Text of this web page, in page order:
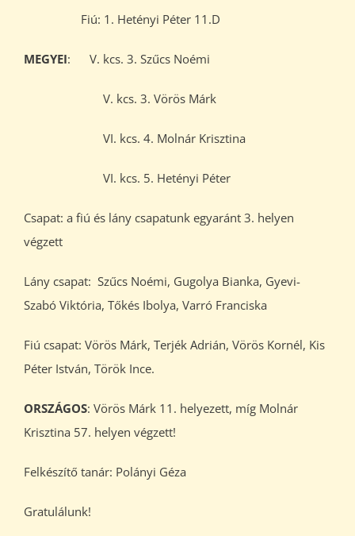
Fiú: 1. Hetényi Péter 11.D
MEGYEI: V. kcs. 3. Szűcs Noémi
V. kcs. 3. Vörös Márk
VI. kcs. 4. Molnár Krisztina
VI. kcs. 5. Hetényi Péter
Csapat: a fiú és lány csapatunk egyaránt 3. helyen
végzett
Lány csapat: Szűcs Noémi, Gugolya Bianka, Gyevi-
Szabó Viktória, Tőkés Ibolya, Varró Franciska
Fiú csapat: Vörös Márk, Terjék Adrián, Vörös Kornél, Kis
Péter István, Török Ince.
ORSZÁGOS: Vörös Márk 11. helyezett, míg Molnár
Krisztina 57. helyen végzett!
Felkészítő tanár: Polányi Géza
Gratulálunk!